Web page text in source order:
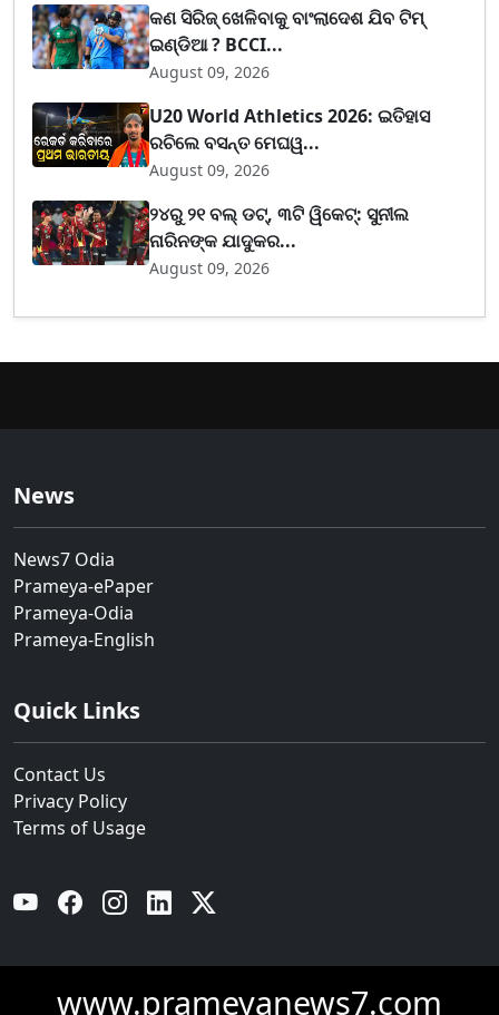
କଣ ସିରିଜ୍ ଖେଳିବାକୁ ବାଂଲାଦେଶ ଯିବ ଟିମ୍
ଇଣ୍ଡିଆ ? BCCI...
August 09, 2026
U20 World Athletics 2026: ଇତିହାସ
ରଚିଲେ ବସନ୍ତ ମେଘୱ...
August 09, 2026
୨୪ରୁ ୨୧ ବଲ୍ ଡଟ୍, ୩ଟି ୱିକେଟ୍: ସୁନୀଲ
ନାରିନଙ୍କ ଯାଦୁକର...
August 09, 2026
News
News7 Odia
Prameya-ePaper
Prameya-Odia
Prameya-English
Quick Links
Contact Us
Privacy Policy
Terms of Usage
YouTube Facebook Instagram Linkedin
www.prameyanews7.com